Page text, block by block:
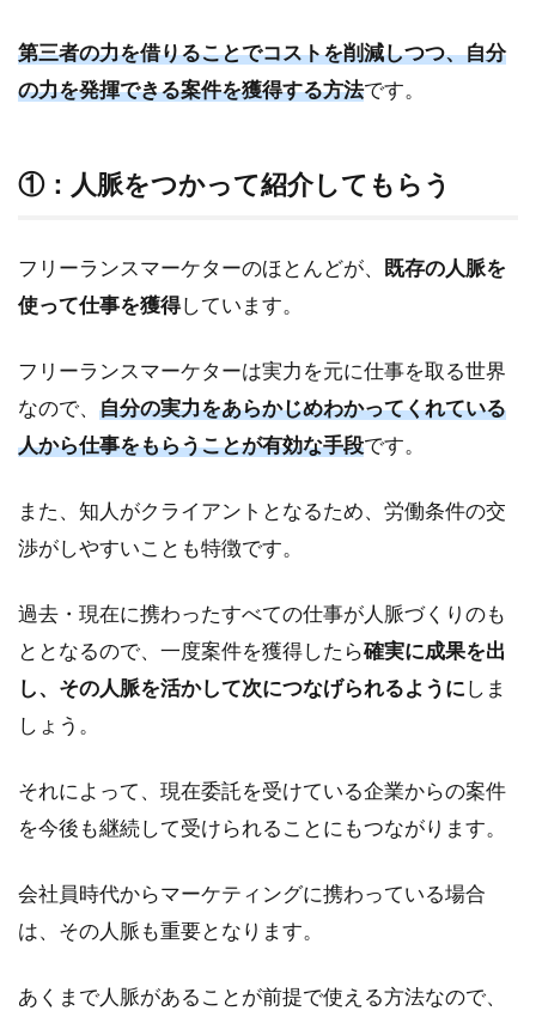
第三者の力を借りることでコストを削減しつつ、自分
の力を発揮できる案件を獲得する方法です。
①：人脈をつかって紹介してもらう
フリーランスマーケターのほとんどが、
既存の人脈を
使って仕事を獲得しています。
フリーランスマーケターは実力を元に仕事を取る世界
なので、 自分の実力をあらかじめわかってくれている
人から仕事をもらうことが有効な手段です。
また、知人がクライアントとなるため、労働条件の交
渉がしやすいことも特徴です。
過去・現在に携わったすべての仕事が人脈づくりのも
ととなるので、一度案件を獲得したら確実に成果を出
し、その人脈を活かして次につなげられるようにしま
しょう。
それによって、現在委託を受けている企業からの案件
を今後も継続して受けられることにもつながります。
会社員時代からマーケティングに携わっている場合
は、その人脈も重要となります。
あくまで人脈があることが前提で使える方法なので、